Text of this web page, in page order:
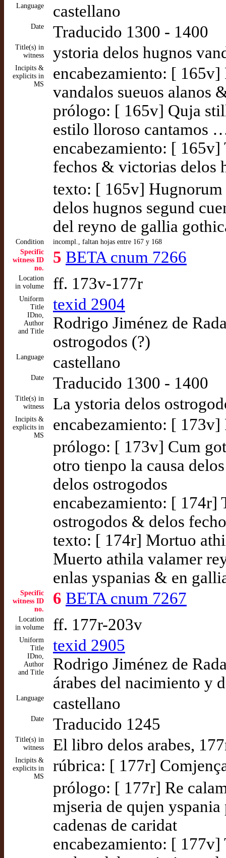
Language castellano
Date Traducido 1300 - 1400
Title(s) in
witness
ystoria delos hugnos
Incipits &
explicits in
MS
encabezamiento: [
vandalos sueuos alanos
prólogo: [ 165v] Quja
estilo lloroso cantamos
encabezamiento: [
fechos & victorias delos
texto: [ 165v]
delos hugnos segund
del reyno de gallia
Condition
incompl., faltan hojas entre 167 y 168
Specific
witness ID
no.
5 BETA cnum 7266
Location
in volume
ff. 173v-177r
Uniform
Title
IDno,
Author
and Title
texid 2904
Rodrigo Jiménez de
ostrogodos (?)
Language castellano
Date Traducido 1300 - 1400
Title(s) in
witness
La ystoria delos
Incipits &
explicits in
MS
encabezamiento: [
prólogo: [ 173v] Cum
otro tienpo la causa
delos ostrogodos
encabezamiento: [ 174r]
ostrogodos & delos
texto: [ 174r] Mortuo
Muerto athila valamer
enlas yspanias & en
Specific
witness ID
no.
6 BETA cnum 7267
Location
in volume
ff. 177r-203v
Uniform
Title
IDno,
Author
and Title
texid 2905
Rodrigo Jiménez de
árabes del nacimiento y
Language castellano
Date Traducido 1245
Title(s) in
witness
El libro delos arabes,
Incipits &
explicits in
MS
rúbrica: [ 177r]
prólogo: [ 177r] Re
mjseria de qujen
cadenas de caridat
encabezamiento: [